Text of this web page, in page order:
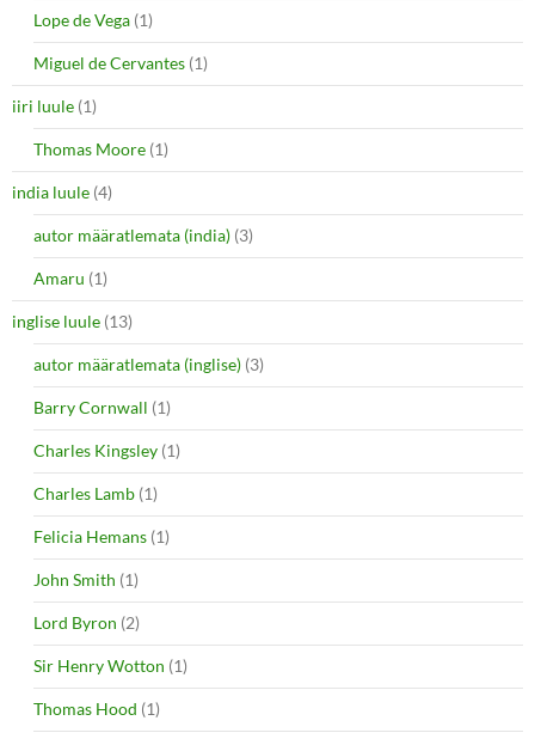
Lope de Vega (1)
Miguel de Cervantes (1)
iiri luule (1)
Thomas Moore (1)
india luule (4)
autor määratlemata (india) (3)
Amaru (1)
inglise luule (13)
autor määratlemata (inglise) (3)
Barry Cornwall (1)
Charles Kingsley (1)
Charles Lamb (1)
Felicia Hemans (1)
John Smith (1)
Lord Byron (2)
Sir Henry Wotton (1)
Thomas Hood (1)